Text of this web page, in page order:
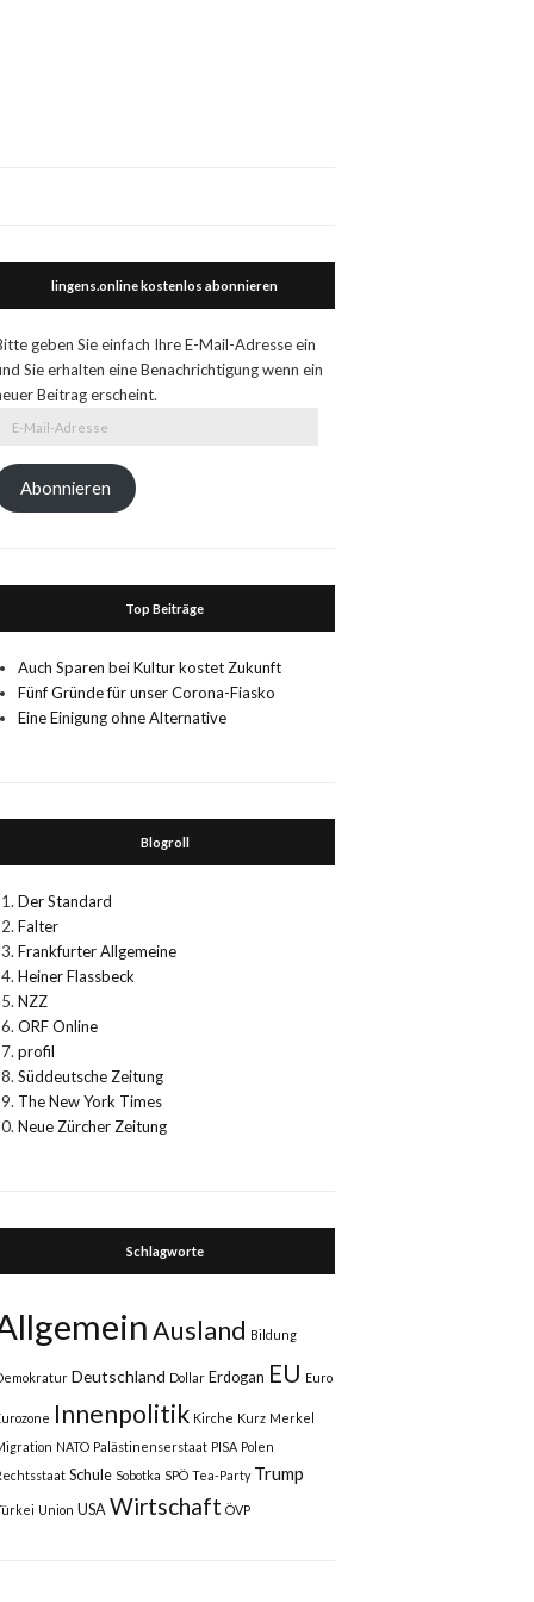
lingens.online kostenlos abonnieren
geben Sie einfach Ihre E-Mail-Adresse ein
Sie erhalten eine Benachrichtigung wenn ein
Beitrag erscheint.
Adresse
Abonnieren
Top Beiträge
Auch Sparen bei Kultur kostet Zukunft
Fünf Gründe für unser Corona-Fiasko
Eine Einigung ohne Alternative
Blogroll
Der Standard
Falter
Frankfurter Allgemeine
Heiner Flassbeck
NZZ
ORF Online
profil
Süddeutsche Zeitung
The New York Times
Neue Zürcher Zeitung
Schlagworte
Ausland Bildung
Deutschland Dollar Erdogan EU Euro
Innenpolitik Kirche Kurz Merkel
NATO Palästinenserstaat PISA Polen
Schule Sobotka SPÖ Tea-Party Trump
Union USA Wirtschaft ÖVP